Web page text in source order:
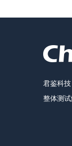
君鉴科技
整体测